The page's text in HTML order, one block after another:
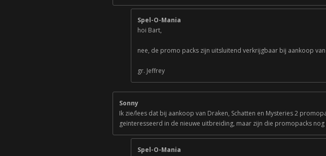
Spel-O-Mania
hoi Bart,
nee, de promo packs zijn uitsluitend verkrijgbaar bij aankoop
gr. Jeffrey
Sonny
Ik zie/lees dat bij aankoop van Draken, Schatten en Mysteries 2
geïnteresseerd in de nieuwe uitbreiding, maar zijn die promopacks nog
Spel-O-Mania